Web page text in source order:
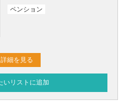
ペンション
詳細を見る